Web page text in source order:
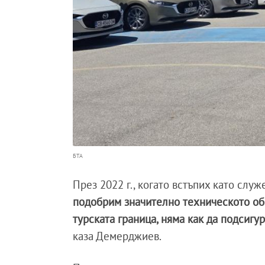
БТА
През 2022 г., когато встъпих като
подобрим значително техническото
турската граница, няма как да
каза Демерджиев.